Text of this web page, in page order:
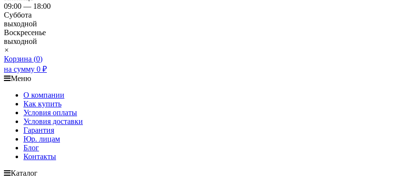
09:00 — 18:00
Суббота
выходной
Воскресенье
выходной
×
Корзина (0)
на сумму 0 ₽
Меню
О компании
Как купить
Условия оплаты
Условия доставки
Гарантия
Юр. лицам​
Блог
Контакты
Каталог